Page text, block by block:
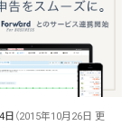
日 （2015年10月26日 更